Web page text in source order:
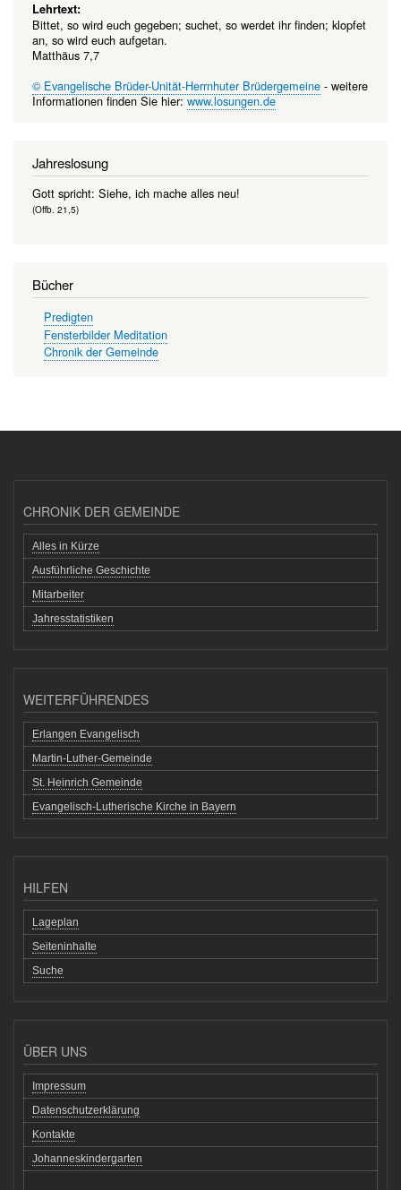
Lehrtext:
Bittet, so wird euch gegeben; suchet, so werdet ihr finden; klopfet
an, so wird euch aufgetan.
Matthäus 7,7
© Evangelische Brüder-Unität-Herrnhuter Brüdergemeine - weitere
Informationen finden Sie hier: www.losungen.de
Jahreslosung
Gott spricht: Siehe, ich mache alles neu!
(Offb. 21,5)
Bücher
Predigten
Fensterbilder Meditation
Chronik der Gemeinde
CHRONIK DER GEMEINDE
Alles in Kürze
Ausführliche Geschichte
Mitarbeiter
Jahresstatistiken
WEITERFÜHRENDES
Erlangen Evangelisch
Martin-Luther-Gemeinde
St. Heinrich Gemeinde
Evangelisch-Lutherische Kirche in Bayern
HILFEN
Lageplan
Seiteninhalte
Suche
ÜBER UNS
Impressum
Datenschutzerklärung
Kontakte
Johanneskindergarten